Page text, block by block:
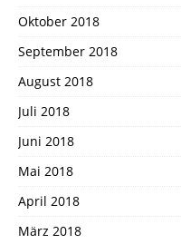
Oktober 2018
September 2018
August 2018
Juli 2018
Juni 2018
Mai 2018
April 2018
März 2018